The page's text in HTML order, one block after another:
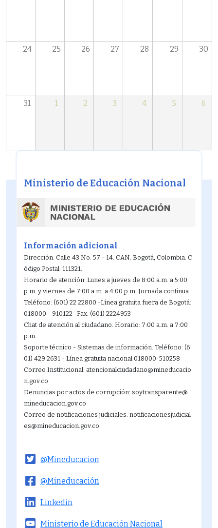
24 25 26 27 28 29 30
31 1 2 3 4 5 6
Ministerio de Educación Nacional
Información adicional
Dirección: Calle 43 No. 57 - 14. CAN. Bogotá, Colombia. C
ódigo Postal: 111321.
Horario de atención: Lunes a jueves de 8:00 a.m. a 5:00
p.m. y viernes de 7:00 a.m. a 4:00 p.m. Jornada continua
Teléfono: (601) 22 22800 -Línea gratuita fuera de Bogotá:
018000 - 910122 -Fax: (601) 2224953
Chat de atención al ciudadano. Horario: 7:00 a.m. a 7:00
p.m.
Soporte técnico - Sistemas de información. Teléfono: (6
01) 429 2631 - Línea gratuita nacional 018000-510258
Correo Institucional: atencionalciudadano@mineducacio
n.gov.co
Denuncias por actos de corrupción: soytransparente@
mineducacion.gov.co
Correo de notificaciones judiciales: notificacionesjudicial
es@mineducacion.gov.co
@Mineducacion
@Mineducación
Ministerio de Educación Nacional
Linkedin